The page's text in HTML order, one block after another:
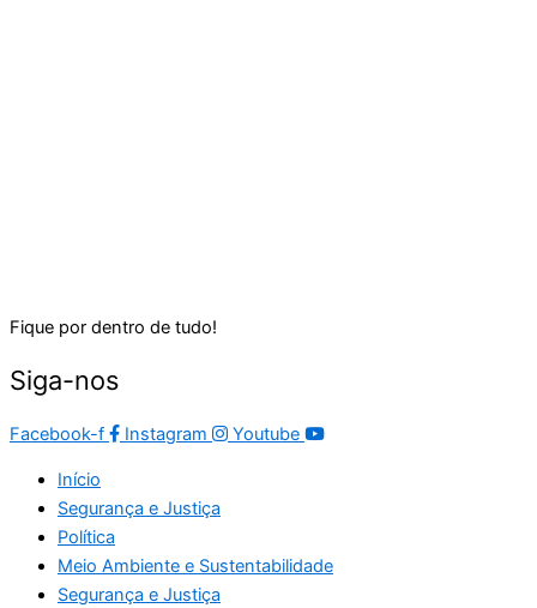
Fique por dentro de tudo!
Siga-nos
Facebook-f Instagram Youtube
Início
Segurança e Justiça
Política
Meio Ambiente e Sustentabilidade
Segurança e Justiça